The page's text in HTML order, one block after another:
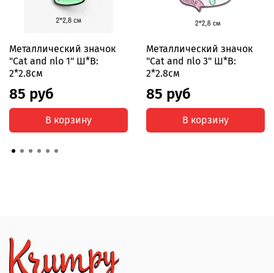
Металлический значок
"Cat and nlo 1" Ш*В:
2*2.8см
85 руб
В корзину
Металлический значок
"Cat and nlo 3" Ш*В:
2*2.8см
85 руб
В корзину